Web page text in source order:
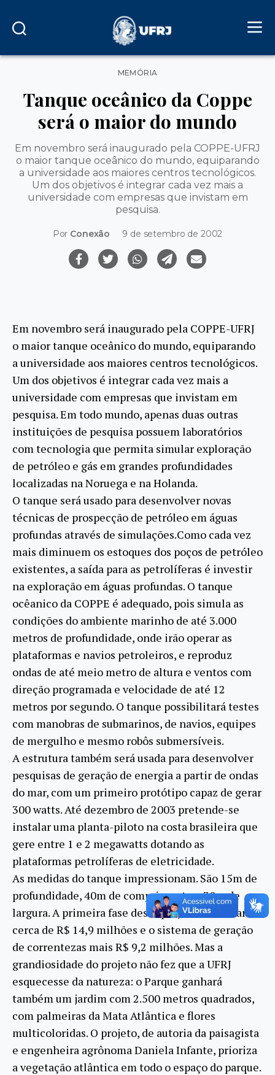
Categorias
MEMÓRIA
Tanque oceânico da Coppe
será o maior do mundo
Em novembro será inaugurado pela COPPE-UFRJ
o maior tanque oceânico do mundo, equiparando
a universidade aos maiores centros tecnológicos.
Um dos objetivos é integrar cada vez mais a
universidade com empresas que invistam em
pesquisa.
Por Conexão 9 de setembro de 2002
Em novembro será inaugurado pela COPPE-UFRJ
o maior tanque oceânico do mundo, equiparando
a universidade aos maiores centros tecnológicos.
Um dos objetivos é integrar cada vez mais a
universidade com empresas que invistam em
pesquisa. Em todo mundo, apenas duas outras
instituições de pesquisa possuem laboratórios
com tecnologia que permita simular exploração
de petróleo e gás em grandes profundidades
localizadas na Noruega e na Holanda.
O tanque será usado para desenvolver novas
técnicas de prospecção de petróleo em águas
profundas através de simulações.Como cada vez
mais diminuem os estoques dos poços de petróleo
existentes, a saída para as petrolíferas é investir
na exploração em águas profundas. O tanque
ocêanico da COPPE é adequado, pois simula as
condições do ambiente marinho de até 3.000
metros de profundidade, onde irão operar as
plataformas e navios petroleiros, e reproduz
ondas de até meio metro de altura e ventos com
direção programada e velocidade de até 12
metros por segundo. O tanque possibilitará testes
com manobras de submarinos, de navios, equipes
de mergulho e mesmo robôs submersíveis.
A estrutura também será usada para desenvolver
pesquisas de geração de energia a partir de ondas
do mar, com um primeiro protótipo capaz de gerar
300 watts. Até dezembro de 2003 pretende-se
instalar uma planta-piloto na costa brasileira que
gere entre 1 e 2 megawatts dotando as
plataformas petrolíferas de eletricidade.
As medidas do tanque impressionam. São 15m de
profundidade, 40m de comprimento e 30m de
largura. A primeira fase deste projeto irá custar
cerca de R$ 14,9 milhões e o sistema de geração
de correntezas mais R$ 9,2 milhões. Mas a
grandiosidade do projeto não fez que a UFRJ
esquecesse da natureza: o Parque ganhará
também um jardim com 2.500 metros quadrados,
com palmeiras da Mata Atlântica e flores
multicoloridas. O projeto, de autoria da paisagista
e engenheira agrônoma Daniela Infante, prioriza
a vegetação atlântica em todo o espaço do parque.